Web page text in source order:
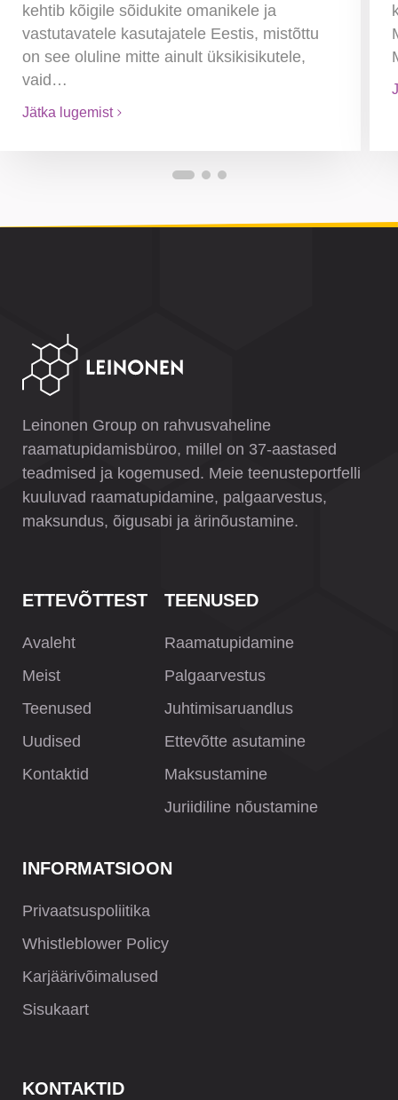
kehtib kõigile sõidukite omanikele ja
vastutavatele kasutajatele Eestis, mistõttu
on see oluline mitte ainult üksikisikutele,
vaid…
Jätka lugemist
Leinonen Group on rahvusvaheline
raamatupidamisbüroo, millel on 37-aastased
teadmised ja kogemused. Meie teenusteportfelli
kuuluvad raamatupidamine, palgaarvestus,
maksundus, õigusabi ja ärinõustamine.
ETTEVÕTTEST
Avaleht
Meist
Teenused
Uudised
Kontaktid
TEENUSED
Raamatupidamine
Palgaarvestus
Juhtimisaruandlus
Ettevõtte asutamine
Maksustamine
Juriidiline nõustamine
INFORMATSIOON
Privaatsuspoliitika
Whistleblower Policy
Karjäärivõimalused
Sisukaart
KONTAKTID